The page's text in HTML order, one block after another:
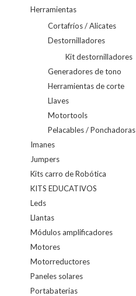
Herramientas
Cortafríos / Alicates
Destornilladores
Kit destornilladores
Generadores de tono
Herramientas de corte
Llaves
Motortools
Pelacables / Ponchadoras
Imanes
Jumpers
Kits carro de Robótica
KITS EDUCATIVOS
Leds
Llantas
Módulos amplificadores
Motores
Motorreductores
Paneles solares
Portabaterias